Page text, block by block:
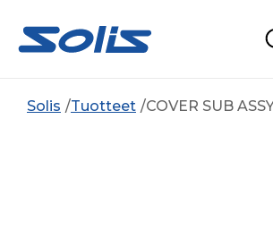
Solis Tuotteet COVER SUB